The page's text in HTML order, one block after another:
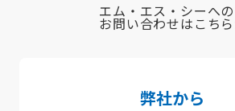
エム・エス・シーへの
お問い合わせはこち
弊社から